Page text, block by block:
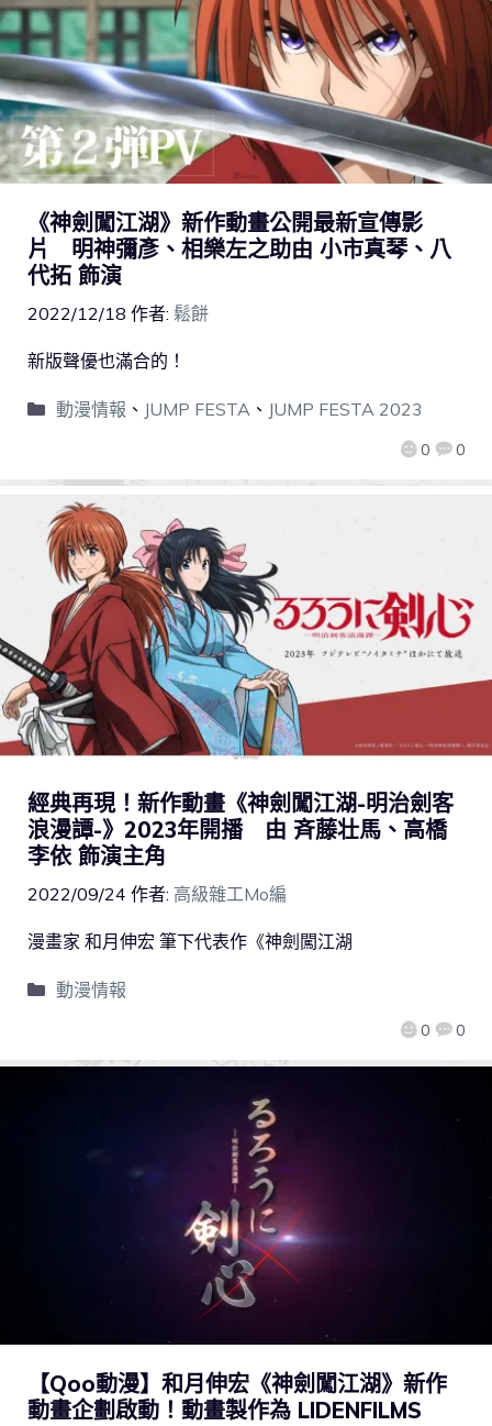
《神劍闖江湖》新作動畫公開最新宣傳影
片 明神彌彥、相樂左之助由 小市真琴、八
代拓 飾演
2022/12/18 作者: 鬆餅
0 0
新版聲優也滿合的！
動漫情報 、 JUMP FESTA 、 JUMP FESTA 2023
經典再現！新作動畫《神劍闖江湖-明治劍客
浪漫譚-》2023年開播 由 斉藤壮馬、高橋
李依 飾演主角
2022/09/24 作者: 高級雜工Mo編
0 0
漫畫家 和月伸宏 筆下代表作《神劍闖江湖
動漫情報
【Qoo動漫】和月伸宏《神劍闖江湖》新作
動畫企劃啟動！動畫製作為 LIDENFILMS